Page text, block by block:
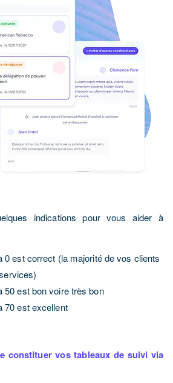
indications pour vous aider à
0 est correct (la majorité de vos clients
50 est bon voire très bon
70 est excellent
constituer vos tableaux de suivi via